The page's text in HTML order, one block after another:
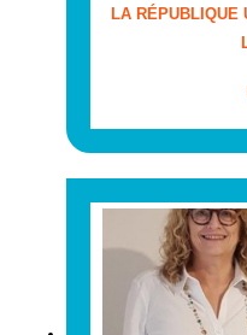
LA RÉPUBLIQUE